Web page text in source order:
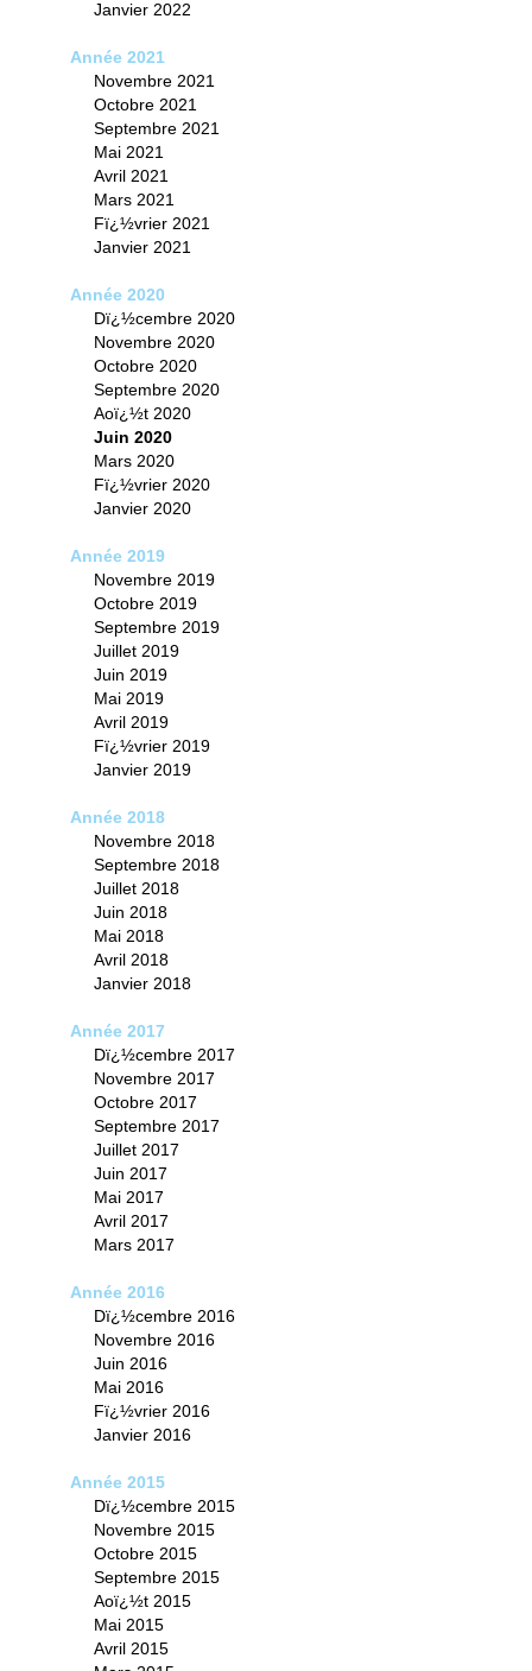
Janvier 2022
Année 2021
Novembre 2021
Octobre 2021
Septembre 2021
Mai 2021
Avril 2021
Mars 2021
Fï¿½vrier 2021
Janvier 2021
Année 2020
Dï¿½cembre 2020
Novembre 2020
Octobre 2020
Septembre 2020
Aoï¿½t 2020
Juin 2020
Mars 2020
Fï¿½vrier 2020
Janvier 2020
Année 2019
Novembre 2019
Octobre 2019
Septembre 2019
Juillet 2019
Juin 2019
Mai 2019
Avril 2019
Fï¿½vrier 2019
Janvier 2019
Année 2018
Novembre 2018
Septembre 2018
Juillet 2018
Juin 2018
Mai 2018
Avril 2018
Janvier 2018
Année 2017
Dï¿½cembre 2017
Novembre 2017
Octobre 2017
Septembre 2017
Juillet 2017
Juin 2017
Mai 2017
Avril 2017
Mars 2017
Année 2016
Dï¿½cembre 2016
Novembre 2016
Juin 2016
Mai 2016
Fï¿½vrier 2016
Janvier 2016
Année 2015
Dï¿½cembre 2015
Novembre 2015
Octobre 2015
Septembre 2015
Aoï¿½t 2015
Mai 2015
Avril 2015